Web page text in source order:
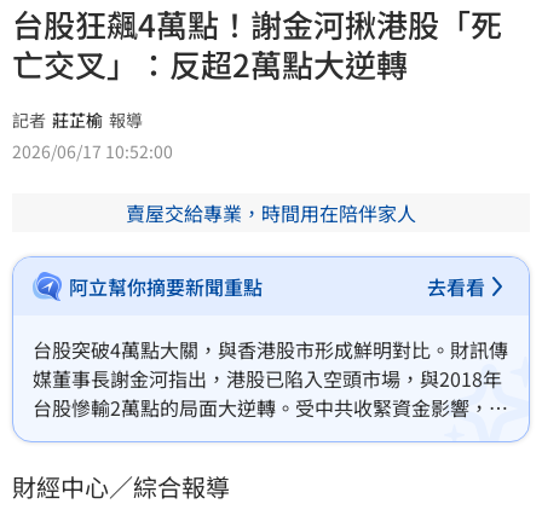
台股狂飆4萬點！謝金河揪港股「死
亡交叉」：反超2萬點大逆轉
記者 莊芷榆 報導
2026/06/17 10:52:00
賣屋交給專業，時間用在陪伴家人
阿立幫你摘要新聞重點 去看看
台股突破4萬點大關，與香港股市形成鮮明對比。財訊傳
媒董事長謝金河指出，港股已陷入空頭市場，與2018年
台股慘輸2萬點的局面大逆轉。受中共收緊資金影響，騰
訊、阿里巴巴及比亞迪等權重股紛紛暴跌。謝金河警
人質變。投資人需留意中港消費急凍對旺旺、統一等台
財經中心／綜合報導